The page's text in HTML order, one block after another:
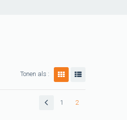
Verjaardagscadeau
Tonen als :
1 2